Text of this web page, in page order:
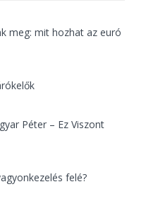
meg: mit hozhat az euró
Péter – Ez Viszont
felé?